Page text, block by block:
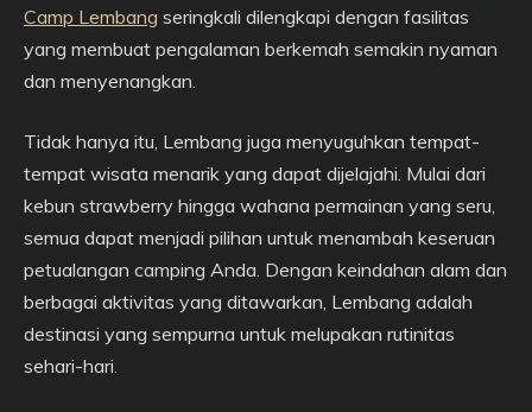
Camp Lembang seringkali dilengkapi dengan fasilitas
yang membuat pengalaman berkemah semakin nyaman
dan menyenangkan.
Tidak hanya itu, Lembang juga menyuguhkan tempat-
tempat wisata menarik yang dapat dijelajahi. Mulai dari
kebun strawberry hingga wahana permainan yang seru,
semua dapat menjadi pilihan untuk menambah keseruan
petualangan camping Anda. Dengan keindahan alam dan
berbagai aktivitas yang ditawarkan, Lembang adalah
destinasi yang sempurna untuk melupakan rutinitas
sehari-hari.